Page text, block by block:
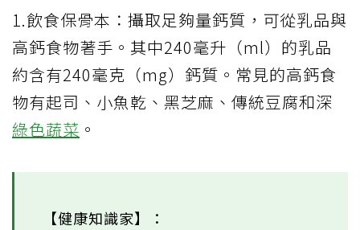
1.飲食保骨本：攝取足夠量鈣質，可從乳品與
高鈣食物著手。其中240毫升（ml）的乳品
約含有240毫克（mg）鈣質。常見的高鈣食
物有起司、小魚乾、黑芝麻、傳統豆腐和深
綠色蔬菜 。
【健康知識家】：